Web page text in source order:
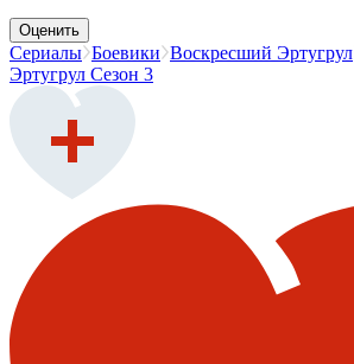
Оценить
Сериалы Боевики Воскресший Эртугрул
Эртугрул Сезон 3